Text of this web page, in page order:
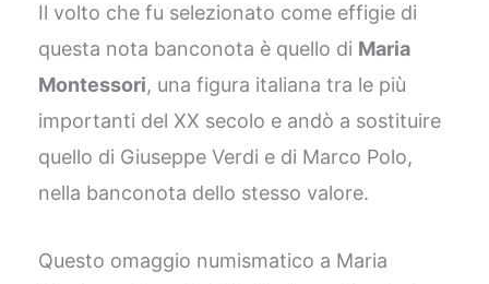
Il volto che fu selezionato come effigie di
questa nota banconota è quello di Maria
Montessori, una figura italiana tra le più
importanti del XX secolo e andò a sostituire
quello di Giuseppe Verdi e di Marco Polo,
nella banconota dello stesso valore.
Questo omaggio numismatico a Maria